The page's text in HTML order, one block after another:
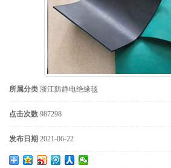
所属分类 浙江防静电绝缘毯
点击次数 987298
发布日期 2021-06-22